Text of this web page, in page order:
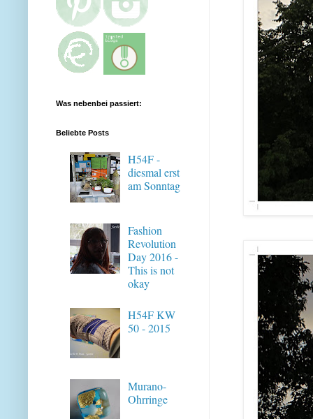
Was nebenbei passiert:
Beliebte Posts
H54F -
diesmal erst
am Sonntag
Fashion
Revolution
Day 2016 -
This is not
okay
H54F KW
50 - 2015
Murano-
Ohrringe